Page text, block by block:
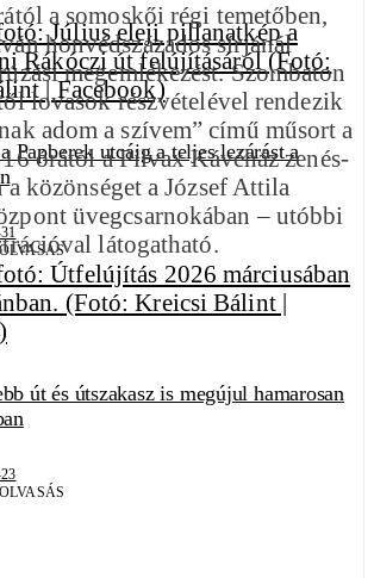
Papberek utcáig a teljes lezárást a
út és útszakasz is megújul hamarosan
a somoskői régi temetőben,
honvédszázados sírjánál
megemlékezést. Szombaton
lovasok részvételével rendezik
adom a szívem” című műsort a
órától a Pilvax Kávéház zenés-
a közönséget a József Attila
üvegcsarnokában – utóbbi
látogatható.